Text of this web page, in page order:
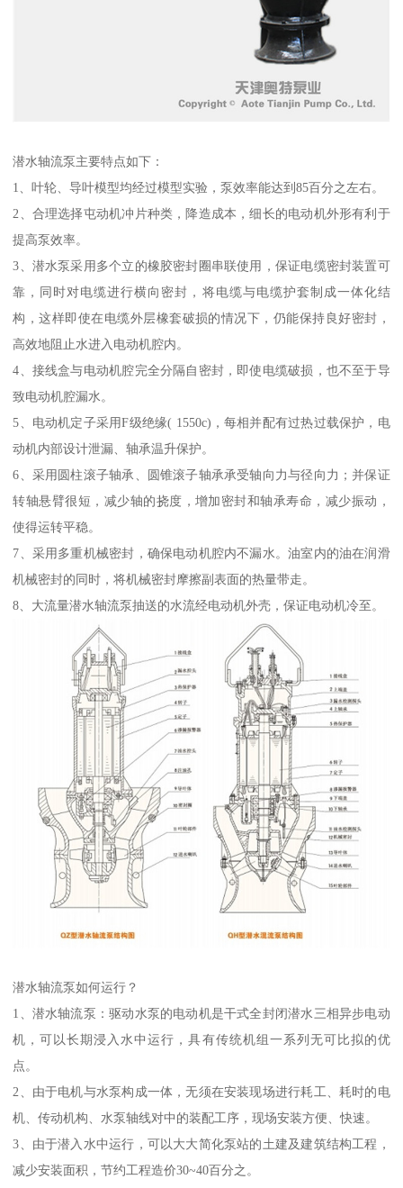
潜水轴流泵主要特点如下：
1、叶轮、导叶模型均经过模型实验，泵效率能达到85百分之左右。
2、合理选择屯动机冲片种类，降造成本，细长的电动机外形有利于
提高泵效率。
3、潜水泵采用多个立的橡胶密封圈串联使用，保证电缆密封装置可
靠，同时对电缆进行横向密封，将电缆与电缆护套制成一体化结
构，这样即使在电缆外层橡套破损的情况下，仍能保持良好密封，
高效地阻止水进入电动机腔内。
4、接线盒与电动机腔完全分隔自密封，即使电缆破损，也不至于导
致电动机腔漏水。
5、电动机定子采用F级绝缘( 1550c)，每相并配有过热过载保护，电
动机内部设计泄漏、轴承温升保护。
6、采用圆柱滚子轴承、圆锥滚子轴承承受轴向力与径向力；并保证
转轴悬臂很短，减少轴的挠度，增加密封和轴承寿命，减少振动，
使得运转平稳。
7、采用多重机械密封，确保电动机腔内不漏水。油室内的油在润滑
机械密封的同时，将机械密封摩擦副表面的热量带走。
8、大流量潜水轴流泵抽送的水流经电动机外壳，保证电动机冷至。
潜水轴流泵如何运行？
1、潜水轴流泵：驱动水泵的电动机是干式全封闭潜水三相异步电动
机，可以长期浸入水中运行，具有传统机组一系列无可比拟的优
点。
2、由于电机与水泵构成一体，无须在安装现场进行耗工、耗时的电
机、传动机构、水泵轴线对中的装配工序，现场安装方便、快速。
3、由于潜入水中运行，可以大大简化泵站的土建及建筑结构工程，
减少安装面积，节约工程造价30~40百分之。